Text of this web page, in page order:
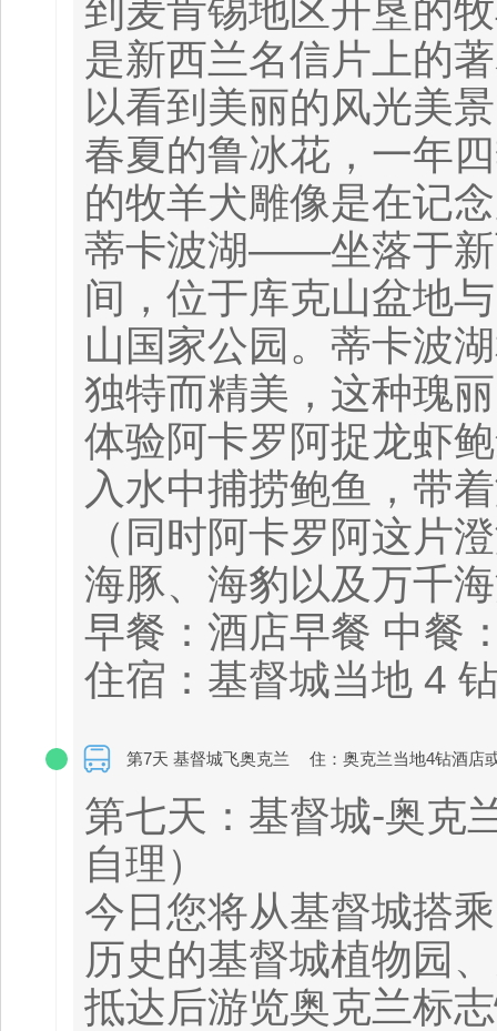
到麦肯锡地区开垦的
是新西兰名信片上的
以看到美丽的风光美
春夏的鲁冰花，一年
的牧羊犬雕像是在记
蒂卡波湖——坐落于新
间，位于库克山盆地
山国家公园。蒂卡波
独特而精美，这种瑰
体验阿卡罗阿捉龙虾
入水中捕捞鲍鱼，带
（同时阿卡罗阿这片
海豚、海豹以及万千
早餐：酒店早餐 中餐
住宿：基督城当地 4
第7天 基督城飞奥克兰 住：奥克兰当地4钻酒店
第七天：基督城-奥克
自理）
今日您将从基督城搭
历史的基督城植物园
抵达后游览奥克兰标